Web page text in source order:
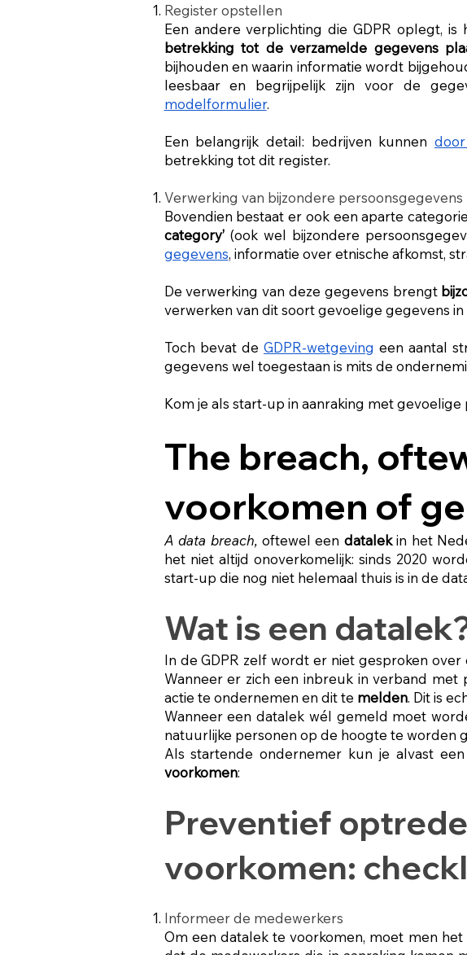
Register opstellen
Een andere verplichting die GDPR oplegt, is
betrekking tot de verzamelde gegevens
bijhouden en waarin informatie wordt
leesbaar en begrijpelijk zijn voor de
modelformulier.
Een belangrijk detail: bedrijven kunnen
betrekking tot dit register.
Verwerking van bijzondere persoonsgegevens
Bovendien bestaat er ook een aparte
category’ (ook wel bijzondere
gegevens, informatie over etnische afkomst,
De verwerking van deze gegevens brengt
verwerken van dit soort gevoelige gegevens
Toch bevat deGDPR-wetgeving een aantal
gegevens wel toegestaan is mits de
Kom je als start-up in aanraking met
The breach,
voorkomen of
A data breach, oftewel een datalekin het
het niet altijd onoverkomelijk: sinds 2020
start-up die nog niet helemaal thuis is in de
Wat is een
In de GDPR zelf wordt er niet gesproken over
Wanneer er zich een inbreuk in verband met
actie te ondernemen en dit te melden. Dit is
Wanneer een datalek wél gemeld moet
natuurlijke personen op de hoogte te worden
Als startende ondernemer kun je alvast
voorkomen:
Preventief
voorkomen:
Informeer de medewerkers
Om een datalek te voorkomen, moet men het